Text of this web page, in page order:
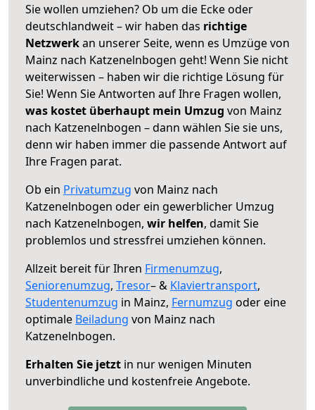
Sie wollen umziehen? Ob um die Ecke oder
deutschlandweit – wir haben das richtige
Netzwerkan unserer Seite, wenn es Umzüge von
Mainz nach Katzenelnbogen geht! Wenn Sie nicht
weiterwissen – haben wir die richtige Lösung für
Sie! Wenn Sie Antworten auf Ihre Fragen wollen,
was kostet überhaupt mein Umzug von Mainz
nach Katzenelnbogen – dann wählen Sie sie uns,
denn wir haben immer die passende Antwort auf
Ihre Fragen parat.
Ob ein Privatumzug von Mainz nach
Katzenelnbogen oder ein gewerblicher Umzug
nach Katzenelnbogen, wir helfen, damit Sie
problemlos und stressfrei umziehen können.
Allzeit bereit für Ihren Firmenumzug,
Seniorenumzug, Tresor– & Klaviertransport,
Studentenumzug in Mainz, Fernumzug oder eine
optimale Beiladung von Mainz nach
Katzenelnbogen.
Erhalten Sie jetzt in nur wenigen Minuten
unverbindliche und kostenfreie Angebote.